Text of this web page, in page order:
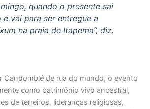
quando o presente sai
vai para ser entregue a
na praia de Itapema”, diz.
Candomblé de rua do mundo, o evento
como patrimônio vivo ancestral,
de terreiros, lideranças religiosas,